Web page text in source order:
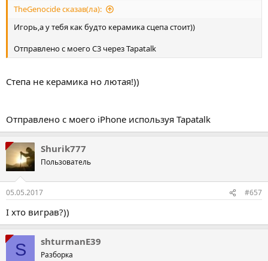
TheGenocide сказав(ла):
Игорь,а у тебя как будто керамика сцепа стоит))
Отправлено с моего C3 через Tapatalk
Степа не керамика но лютая!))
Отправлено с моего iPhone используя Tapatalk
Shurik777
Пользователь
05.05.2017 #657
І хто виграв?))
S shturmanE39
Разборка